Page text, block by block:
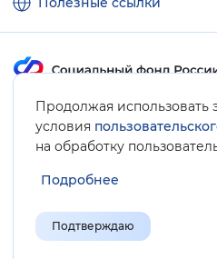
Продолжая использовать
условия
на обработку
Подробнее
Подтверждаю
Карта сайта
© Социальный